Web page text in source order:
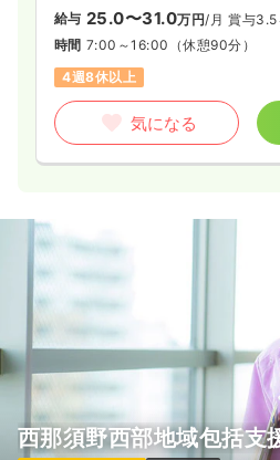
給与 25.0〜31.0万円/月 賞与3.5
時間 7:00～16:00 （休憩90分）
4週8休以上
気になる
西那須野西部地域包括支